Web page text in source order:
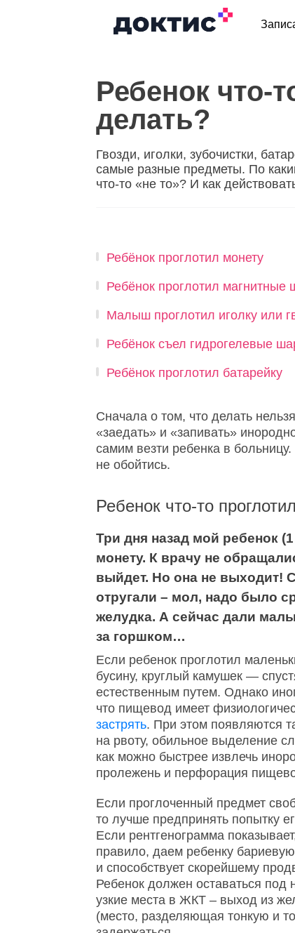
Ребенок что-
делать?
Гвозди, иголки, зубочистки,
самые разные предметы. По
что-то «не то»? И как
Ребёнок проглотил монету
Ребёнок проглотил магнитные
Малыш проглотил иголку или
Ребёнок съел гидрогелевые
Ребёнок проглотил батарейку
Сначала о том, что делать
«заедать» и «запивать»
самим везти ребенка в больницу.
не обойтись.
Ребенок что-то
Три дня назад мой ребенок
монету. К врачу не
выйдет. Но она не выходит!
отругали – мол, надо было
желудка. А сейчас дали
за горшком…
Если ребенок проглотил
бусину, круглый камушек —
естественным путем. Однако
что пищевод имеет
застрять. При этом появляются
на рвоту, обильное выделение
как можно быстрее извлечь
пролежень и перфорация
Если проглоченный предмет
то лучше предпринять попытку
Если рентгенограмма
правило, даем ребенку
и способствует скорейшему
Ребенок должен оставаться
узкие места в ЖКТ – выход из
(место, разделяющая тонкую и